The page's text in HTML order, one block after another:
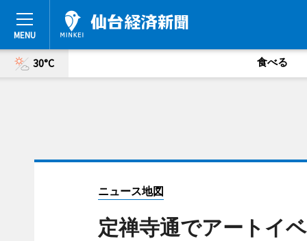
30°C 食べる
ニュース地図
定禅寺通でアートイ